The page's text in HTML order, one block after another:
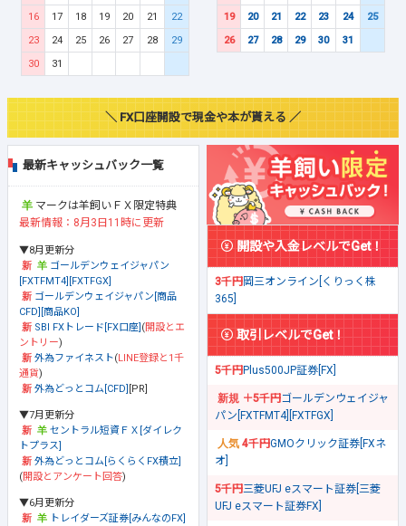
16
17 18 19 20 21
22
23
24 25 26 27 28
29
30
31
19
20 21 22 23 24
25
26
27 28 29 30 31
＼ FX口座開設で現金や本が貰える ／
最新キャッシュバック一覧
マークは羊飼いＦＸ限定特典
最新情報：8月3日11時に更新
▼8月更新分
ゴールデンウェイジャパン
[FXTFMT4][FXTFGX]
ゴールデンウェイジャパン[商品
CFD][商品KO]
SBI FXトレード[FX口座] (開設とエ
ントリー)
外為ファイネスト(LINE登録と1千
通貨)
外為どっとコム[CFD] [PR]
▼7月更新分
セントラル短資ＦＸ[ダイレク
トプラス]
外為どっとコム[らくらくFX積立]
(開設とアンケート回答)
▼6月更新分
トレイダーズ証券[みんなのFX]
開設や入金レベルでGet！
3千円岡三オンライン[くりっく株
365]
取引レベルでGet！
5千円Plus500JP証券[FX]
＋5千円ゴールデンウェイジャ
パン[FXTFMT4][FXTFGX]
4千円GMOクリック証券[FXネ
オ]
5千円三菱UFJ eスマート証券[三菱
UFJ eスマート証券FX]